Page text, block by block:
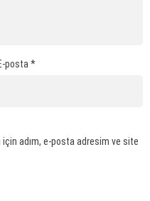
posta*
için adım, e-posta adresim ve site